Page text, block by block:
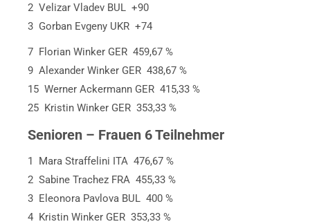
2 Velizar Vladev BUL +90
3 Gorban Evgeny UKR +74
7 Florian Winker GER 459,67 %
9 Alexander Winker GER 438,67 %
15 Werner Ackermann GER 415,33 %
25 Kristin Winker GER 353,33 %
Senioren – Frauen 6 Teilnehmer
1 Mara Straffelini ITA 476,67 %
2 Sabine Trachez FRA 455,33 %
3 Eleonora Pavlova BUL 400 %
4 Kristin Winker GER 353,33 %